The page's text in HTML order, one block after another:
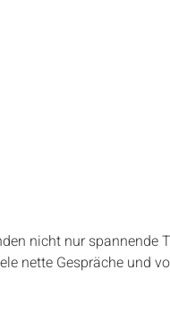
nicht nur spannende
nette Gespräche und